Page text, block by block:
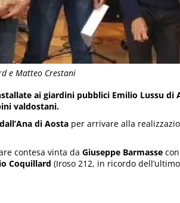
e Matteo Crestani
ai giardini pubblici Emilio Lussu di
valdostani.
di Aosta per arrivare alla
contesa vinta da Giuseppe Barmasse
Coquillard (Iroso 212, in ricordo